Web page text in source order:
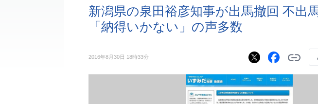
新潟県の泉田裕彦知事が出馬撤回 不出
「納得いかない」の声多数
2016年8月30日 18時33分